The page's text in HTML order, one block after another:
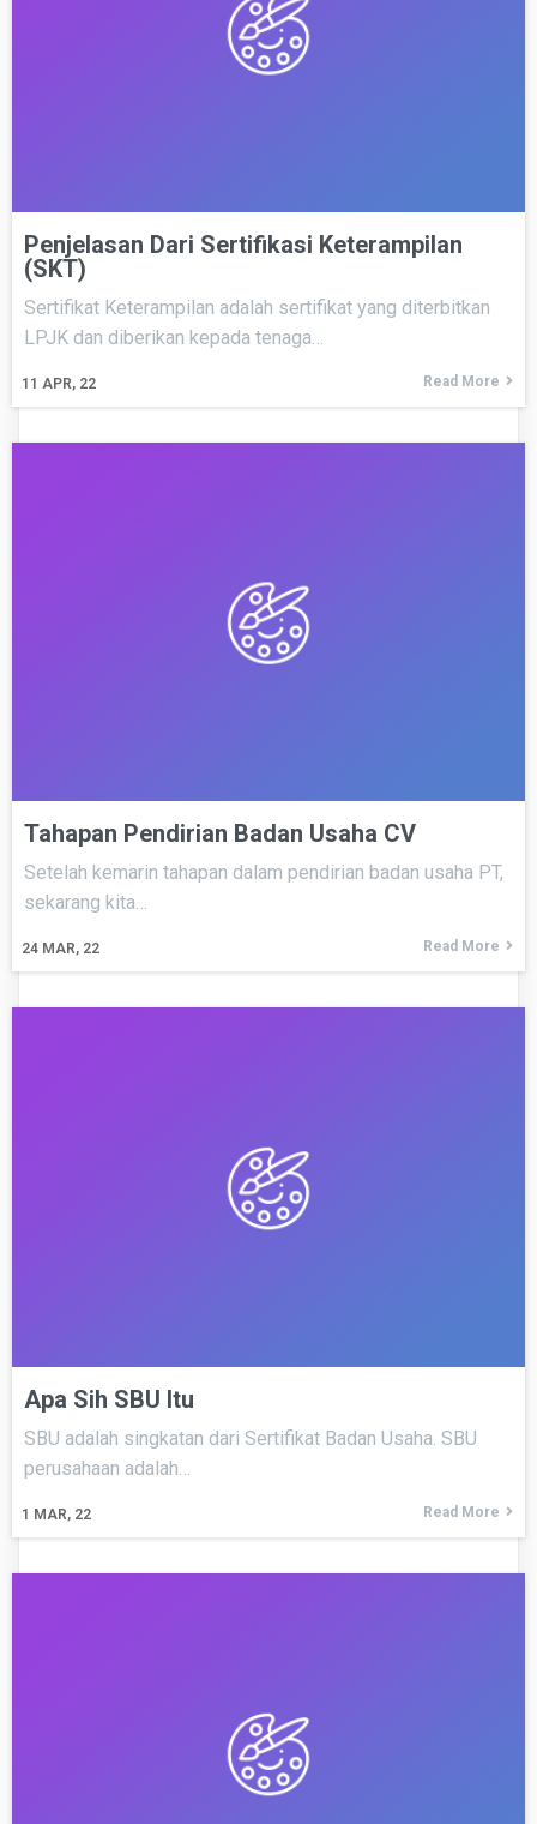
Penjelasan Dari Sertifikasi Keterampilan
(SKT)
11 APR, 22
Sertifikat Keterampilan adalah sertifikat yang diterbitkan
LPJK dan diberikan kepada tenaga…
Read More
Tahapan Pendirian Badan Usaha CV
24 MAR, 22
Setelah kemarin tahapan dalam pendirian badan usaha PT,
sekarang kita…
Read More
Apa Sih SBU Itu
1 MAR, 22
SBU adalah singkatan dari Sertifikat Badan Usaha. SBU
perusahaan adalah…
Read More